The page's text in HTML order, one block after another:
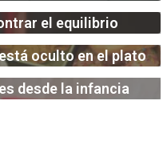
el equilibrio
oculto en el plato
desde la infancia